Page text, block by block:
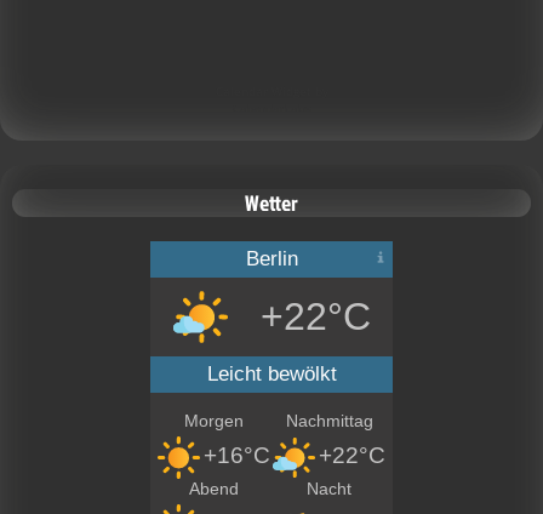
Wetter
Berlin
+22°C
Leicht bewölkt
Morgen
+16°C
Nachmittag
+22°C
Abend Nacht